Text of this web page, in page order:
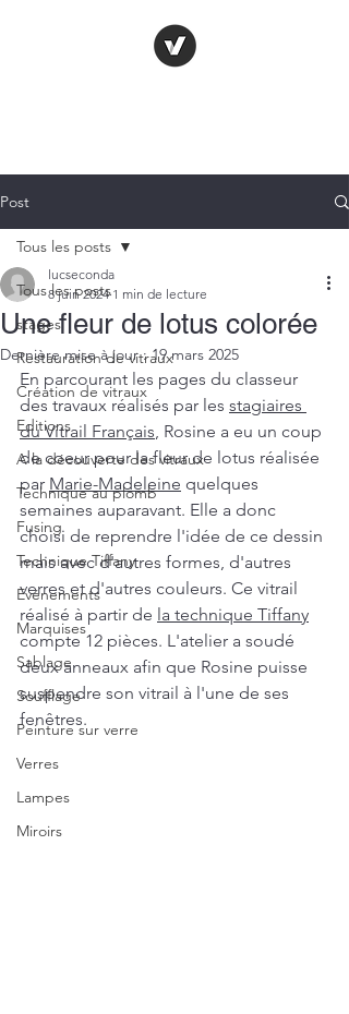
Post
Tous les posts
stages
Restauration de vitraux
Création de vitraux
Editions
A la découverte des vitraux
Technique au plomb
Fusing
Technique Tiffany
Evénements
Marquises
Sablage
Soufflage
Peinture sur verre
Verres
Lampes
Miroirs
Tous les posts
Une fleur de lotus colorée
lucseconda
8 juin 2024 1 min de lecture
Dernière mise à jour :19 mars 2025
En parcourant les pages du classeur
des travaux réalisés par les stagiaires
du Vitrail Français, Rosine a eu un coup
de coeur pour la fleur de lotus réalisée
par Marie-Madeleine quelques
semaines auparavant. Elle a donc
choisi de reprendre l'idée de ce dessin
mais avec d'autres formes, d'autres
verres et d'autres couleurs. Ce vitrail
réalisé à partir de la technique Tiffany
compte 12 pièces. L'atelier a soudé
deux anneaux afin que Rosine puisse
suspendre son vitrail à l'une de ses
fenêtres.